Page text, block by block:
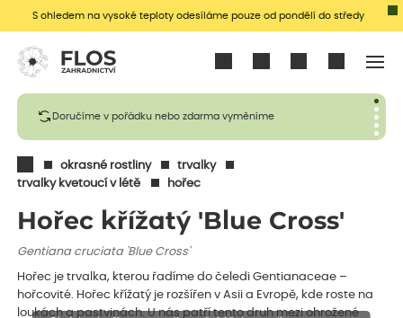
S ohledem na vysoké teploty odesíláme pouze od pondělí do středy
Doručíme v pořádku nebo zdarma vyměníme
okrasné rostliny
trvalky
trvalky kvetoucí v létě
hořec
Hořec křížatý 'Blue Cross'
Gentiana cruciata 'Blue Cross'
Hořec je trvalka, kterou řadíme do čeledi Gentianaceae –
hořcovité. Hořec křížatý je rozšířen v Asii a Evropě, kde roste na
loukách a pastvinách. U nás patří tento druh mezi ohrožené